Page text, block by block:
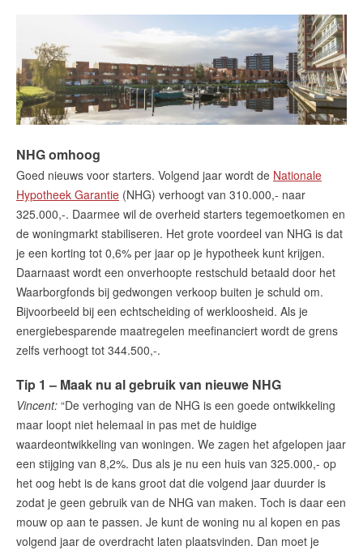
Blog
Nieuwe kansen voor starters op
de Leidse woningmarkt
Lees de blog vanVincent de Vos
Maak een afspraak
RE/MAX Makelaarsgilde
makelaarsgilde@remax.nl
+31 71 516 23 70
NHG omhoog
Goed nieuws voor starters. Volgend jaar wordt de Nationale
Hypotheek Garantie (NHG) verhoogt van 310.000,- naar
325.000,-. Daarmee wil de overheid starters tegemoetkomen en
de woningmarkt stabiliseren. Het grote voordeel van NHG is dat
je een korting tot 0,6% per jaar op je hypotheek kunt krijgen.
Daarnaast wordt een onverhoopte restschuld betaald door het
Waarborgfonds bij gedwongen verkoop buiten je schuld om.
Bijvoorbeeld bij een echtscheiding of werkloosheid. Als je
energiebesparende maatregelen meefinanciert wordt de grens
zelfs verhoogt tot 344.500,-.
Tip 1 – Maak nu al gebruik van nieuwe NHG
Vincent: “De verhoging van de NHG is een goede ontwikkeling
maar loopt niet helemaal in pas met de huidige
waardeontwikkeling van woningen. We zagen het afgelopen jaar
een stijging van 8,2%. Dus als je nu een huis van 325.000,- op
het oog hebt is de kans groot dat die volgend jaar duurder is
zodat je geen gebruik van de NHG van maken. Toch is daar een
mouw op aan te passen. Je kunt de woning nu al kopen en pas
volgend jaar de overdracht laten plaatsvinden. Dan moet je